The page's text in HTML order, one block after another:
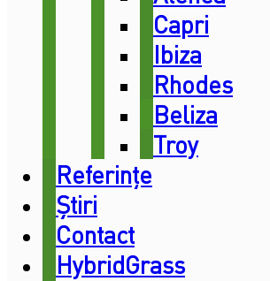
Capri
Ibiza
Rhodes
Beliza
Troy
Referințe
Știri
Contact
HybridGrass